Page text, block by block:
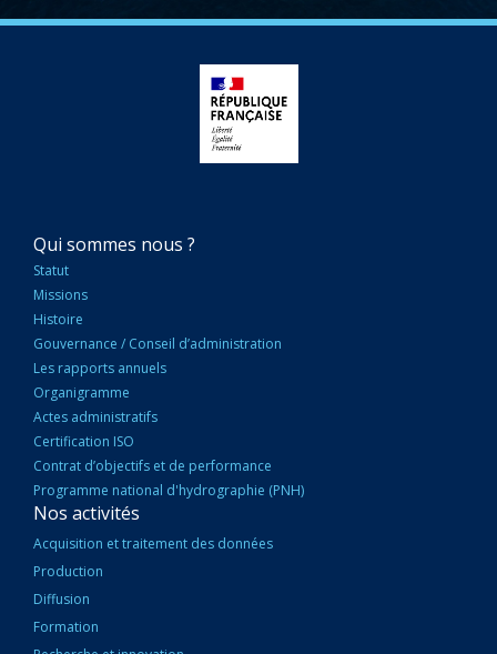
NAVIGATION
PRINCIPALE
Qui sommes nous ?
Statut
Missions
Histoire
Gouvernance / Conseil d’administration
Les rapports annuels
Organigramme
Actes administratifs
Certification ISO
Contrat d’objectifs et de performance
Programme national d'hydrographie (PNH)
Nos activités
Acquisition et traitement des données
Production
Diffusion
Formation